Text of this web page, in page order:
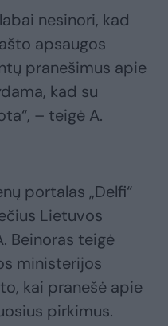
nesinori, kad
apsaugos
pranešimus apie
kad su
– teigė A.
portalas „Delfi“
Lietuvos
Beinoras teigė
ministerijos
kai pranešė apie
pirkimus.